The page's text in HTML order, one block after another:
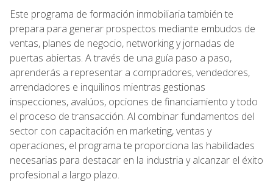
Este programa de formación inmobiliaria también te
prepara para generar prospectos mediante embudos de
ventas, planes de negocio, networking y jornadas de
puertas abiertas. A través de una guía paso a paso,
aprenderás a representar a compradores, vendedores,
arrendadores e inquilinos mientras gestionas
inspecciones, avalúos, opciones de financiamiento y todo
el proceso de transacción. Al combinar fundamentos del
sector con capacitación en marketing, ventas y
operaciones, el programa te proporciona las habilidades
necesarias para destacar en la industria y alcanzar el éxito
profesional a largo plazo.